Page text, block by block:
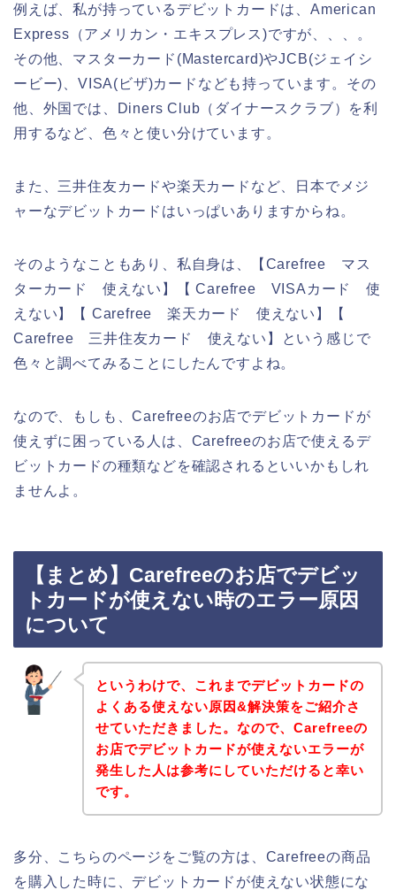
例えば、私が持っているデビットカードは、American
Express（アメリカン・エキスプレス)ですが、、、。
その他、マスターカード(Mastercard)やJCB(ジェイシ
ービー)、VISA(ビザ)カードなども持っています。その
他、外国では、Diners Club（ダイナースクラブ）を利
用するなど、色々と使い分けています。
また、三井住友カードや楽天カードなど、日本でメジ
ャーなデビットカードはいっぱいありますからね。
そのようなこともあり、私自身は、【Carefree マス
ターカード 使えない】【 Carefree VISAカード 使
えない】【 Carefree 楽天カード 使えない】【
Carefree 三井住友カード 使えない】という感じで
色々と調べてみることにしたんですよね。
なので、もしも、Carefreeのお店でデビットカードが
使えずに困っている人は、Carefreeのお店で使えるデ
ビットカードの種類などを確認されるといいかもしれ
ませんよ。
【まとめ】Carefreeのお店でデビッ
トカードが使えない時のエラー原因
について
というわけで、これまでデビットカードの
よくある使えない原因&解決策をご紹介さ
せていただきました。なので、Carefreeの
お店でデビットカードが使えないエラーが
発生した人は参考にしていただけると幸い
です。
多分、こちらのページをご覧の方は、Carefreeの商品
を購入した時に、デビットカードが使えない状態にな